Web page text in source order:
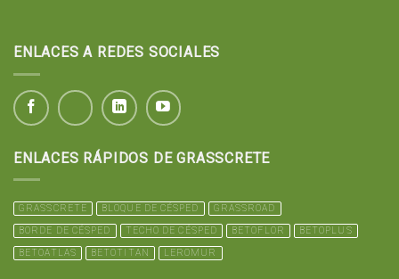
ENLACES A REDES SOCIALES
ENLACES RÁPIDOS DE GRASSCRETE
GRASSCRETE BLOQUE DE CÉSPED
GRASSROAD
BORDE DE CÉSPED
TECHO DE CÉSPED BETOFLOR
BETOPLUS
BETOATLAS
BETOTITAN LEROMUR